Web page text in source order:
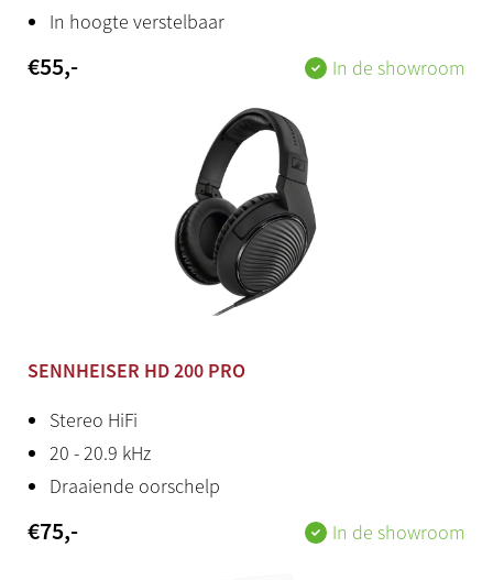
Polyfonie
256 stemmen
Midi
[IN] [OUT]
Aux in
In hoogte verstelbaar
€55,- In de showroom
SENNHEISER HD 200 PRO
Stereo HiFi
20 - 20.9 kHz
Draaiende oorschelp
€75,- In de showroom